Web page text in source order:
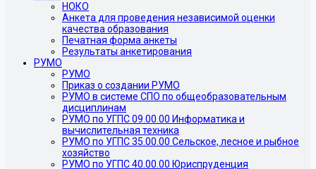
НОКО
Анкета для проведения независимой оценки
качества образования
Печатная форма анкеты
Результаты анкетирования
РУМО
РУМО
Приказ о создании РУМО
РУМО в системе СПО по общеобразовательным
дисциплинам
РУМО по УГПС 09.00.00 Информатика и
вычислительная техника
РУМО по УГПС 35.00.00 Сельское, лесное и рыбное
хозяйство
РУМО по УГПС 40.00.00 Юриспруденция